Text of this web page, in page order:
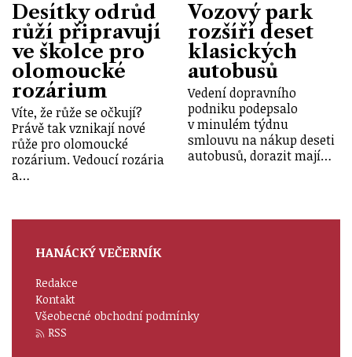
Desítky odrůd
růží připravují
ve školce pro
olomoucké
rozárium
Víte, že růže se očkují?
Právě tak vznikají nové
růže pro olomoucké
rozárium. Vedoucí rozária
a…
Vozový park
rozšíří deset
klasických
autobusů
Vedení dopravního
podniku podepsalo
v minulém týdnu
smlouvu na nákup deseti
autobusů, dorazit mají…
HANÁCKÝ VEČERNÍK
Redakce
Kontakt
Všeobecné obchodní podmínky
RSS